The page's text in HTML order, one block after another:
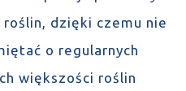
roślin, dzięki czemu nie
o regularnych
większości roślin